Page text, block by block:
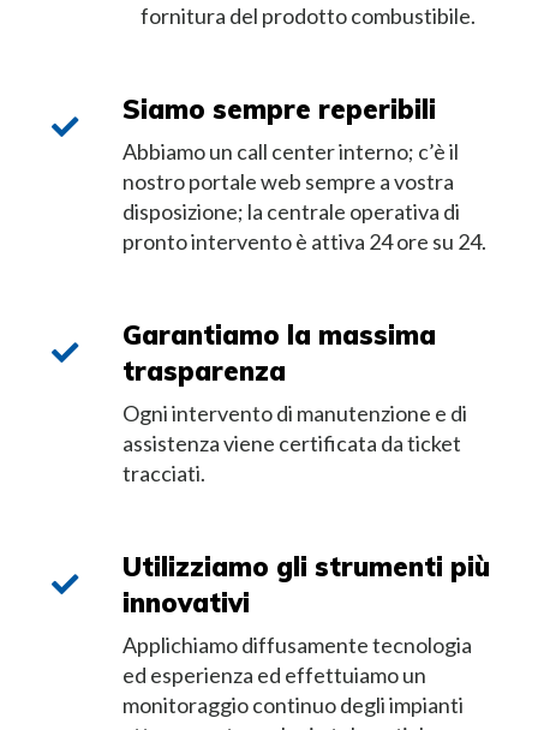
fornitura del prodotto combustibile.
Siamo sempre reperibili
Abbiamo un call center interno; c’è il
nostro portale web sempre a vostra
disposizione; la centrale operativa di
pronto intervento è attiva 24 ore su 24.
Garantiamo la massima
trasparenza
Ogni intervento di manutenzione e di
assistenza viene certificata da ticket
tracciati.
Utilizziamo gli strumenti più
innovativi
Applichiamo diffusamente tecnologia
ed esperienza ed effettuiamo un
monitoraggio continuo degli impianti